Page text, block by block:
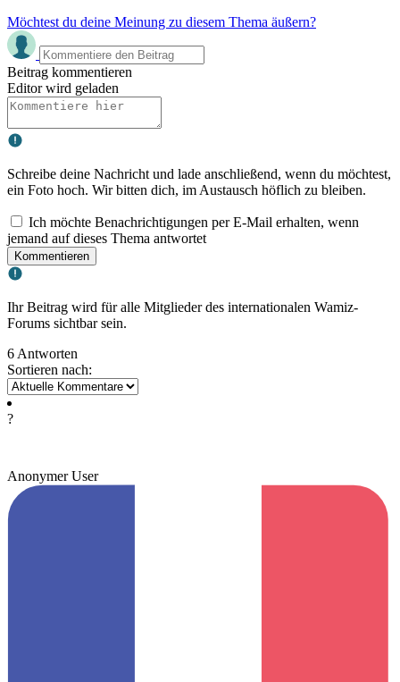
Möchtest du deine Meinung zu diesem Thema äußern?
Beitrag kommentieren
Editor wird geladen
Schreibe deine Nachricht und lade anschließend, wenn du möchtest,
ein Foto hoch. Wir bitten dich, im Austausch höflich zu bleiben.
Ich möchte Benachrichtigungen per E-Mail erhalten, wenn
jemand auf dieses Thema antwortet
Kommentieren
Ihr Beitrag wird für alle Mitglieder des internationalen Wamiz-
Forums sichtbar sein.
6 Antworten
Sortieren nach:
?
Anonymer User